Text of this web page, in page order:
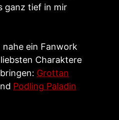
ganz tief in mir
nahe ein Fanwork
Charaktere
Grottan
Podling Paladin